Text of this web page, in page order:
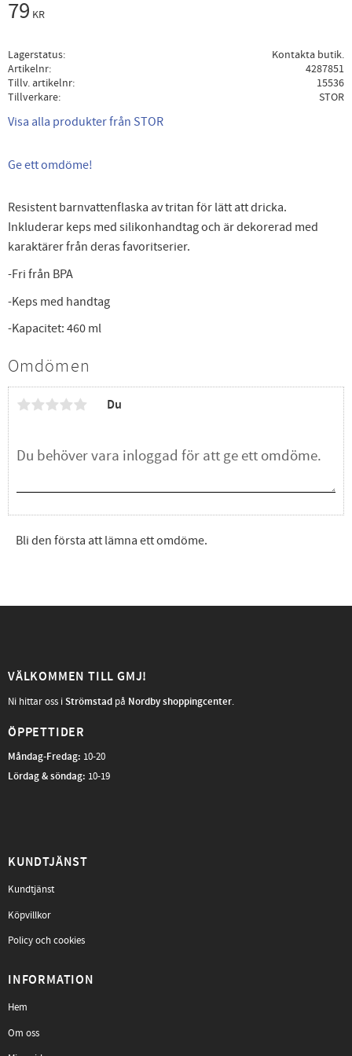
79 KR
Lagerstatus
Kontakta butik.
Artikelnr
4287851
Tillv. artikelnr
15536
Tillverkare
STOR
Visa alla produkter från STOR
Ge ett omdöme!
Resistent barnvattenflaska av tritan för lätt att dricka.
Inkluderar keps med silikonhandtag och är dekorerad med
karaktärer från deras favoritserier.
-Fri från BPA
-Keps med handtag
-Kapacitet: 460 ml
Omdömen
Du
Bli den första att lämna ett omdöme.
VÄLKOMMEN TILL GMJ!
Ni hittar oss iStrömstad på Nordby shoppingcenter.
ÖPPETTIDER
Måndag-Fredag: 10-20
Lördag & söndag: 10-19
KUNDTJÄNST
Kundtjänst
Köpvillkor
Policy och cookies
INFORMATION
Hem
Om oss